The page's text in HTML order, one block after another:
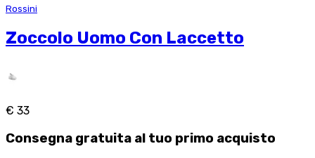
Rossini
Zoccolo Uomo Con Laccetto
€ 33
Consegna gratuita al tuo primo acquisto